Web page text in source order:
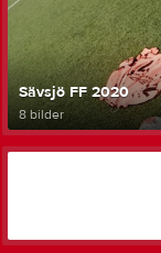
Sävsjö FF 2020
8 bilder